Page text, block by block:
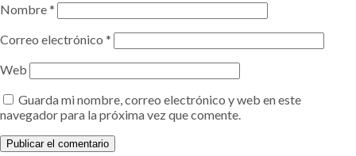
Nombre*
Correo electrónico *
Web
Guarda mi nombre, correo electrónico y web en este
navegador para la próxima vez que comente.